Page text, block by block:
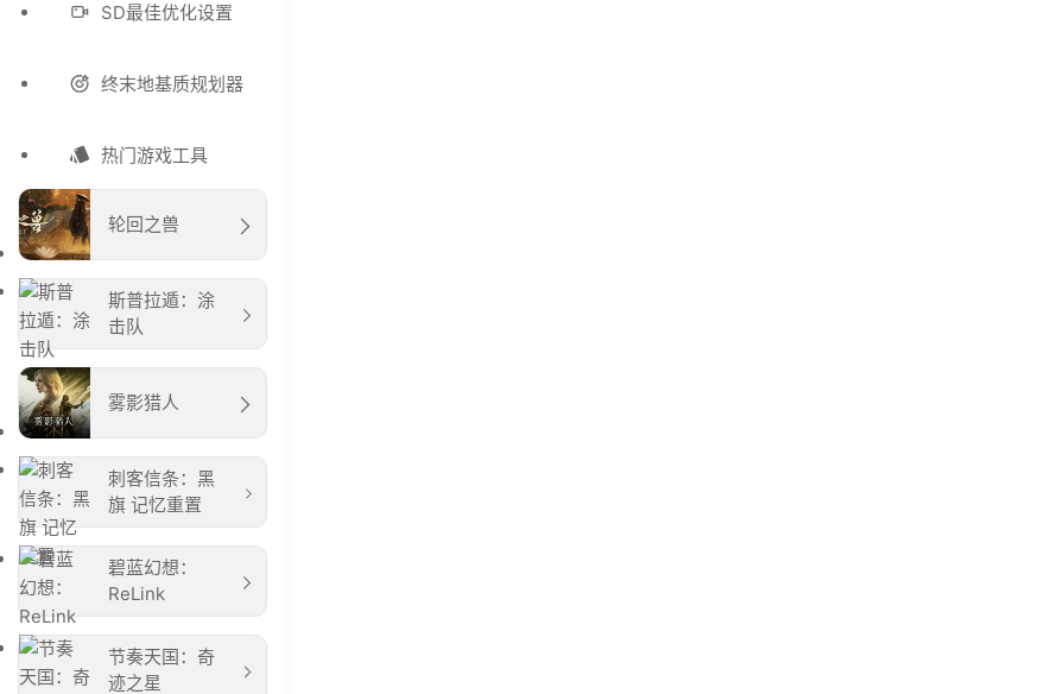
SD最佳优化设置
终末地基质规划器
热门游戏工具
轮回之兽
斯普拉遁：涂
击队
雾影猎人
刺客信条：黑
旗 记忆重置
碧蓝幻想：
ReLink
节奏天国：奇
迹之星